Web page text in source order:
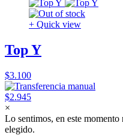
+ Quick view
Top Y
$3.100
$2.945
×
Lo sentimos, en este
elegido.